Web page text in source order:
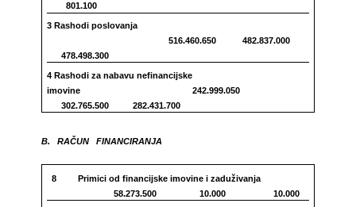
801.100
3 Rashodi poslovanja
516.460.650 482.837.000
478.498.300
4 Rashodi za nabavu nefinancijske
imovine
242.999.050
302.765.500 282.431.700
B. RAČUN FINANCIRANJA
8 Primici od financijske imovine i zaduživanja
58.273.500 10.000 10.000